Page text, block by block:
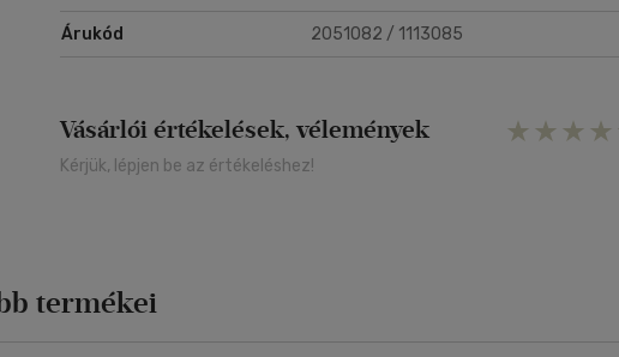
Árukód 2051082 / 1113085
Vásárlói értékelések, vélemények
Kérjük, lépjen be az értékeléshez!
termékei